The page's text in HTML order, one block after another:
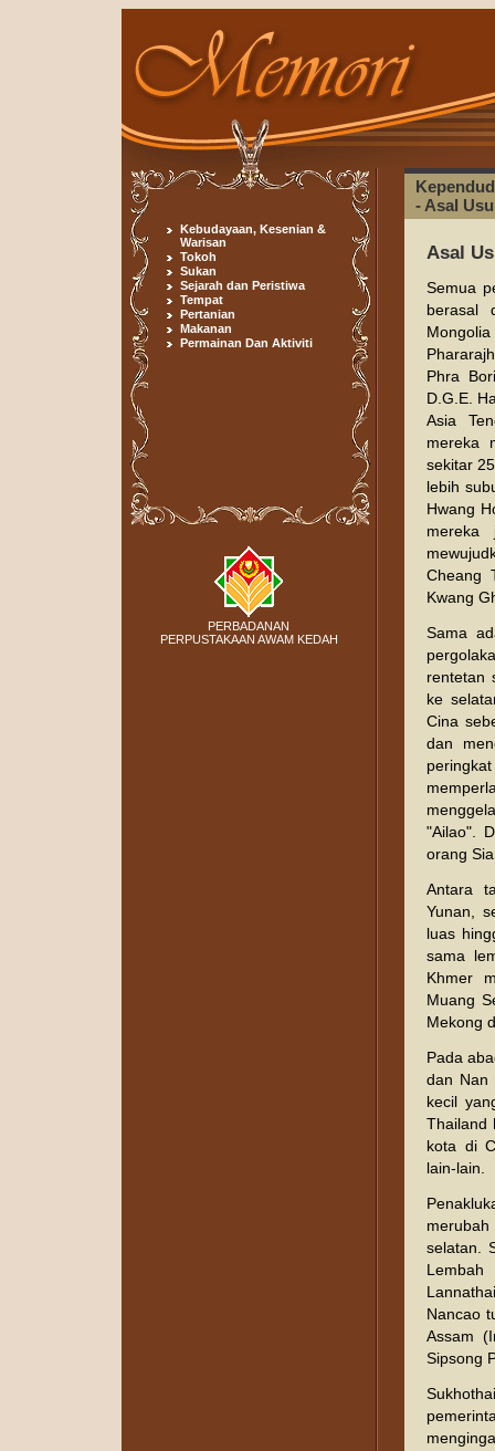
Kebudayaan, Kesenian &
Warisan
Tokoh
Sukan
Sejarah dan Peristiwa
Tempat
Pertanian
Makanan
Permainan Dan Aktiviti
PERBADANAN
PERPUSTAKAAN AWAM KEDAH
- Asal
Asal
Semua
berasal
Phra
D.G.E.
Asia
mereka
sekitar
lebih
Hwang
mereka
Cheang
Kwang
Sama
rentetan
ke
Cina
dan
"Ailao".
orang
Antara
Yunan,
luas
sama
Khmer
Muang
Mekong
Pada
dan Nan
kecil
Thailand
kota di
lain-lain.
selatan.
Nancao
Assam
Sipsong